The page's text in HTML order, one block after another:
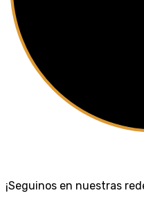
¡Seguinos en nuestras